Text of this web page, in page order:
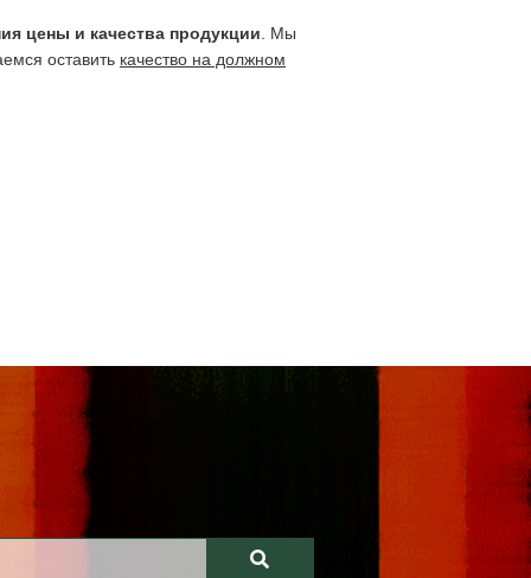
цены и качества продукции . Мы
оставить качество на должном